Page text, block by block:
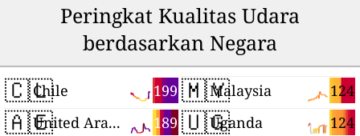
Peringkat Kualitas Udara
berdasarkan Negara
🇨🇱 199
Chile
🇦🇪 189
United Arab Emirates
🇲🇾 124
Malaysia
🇺🇬 124
Uganda